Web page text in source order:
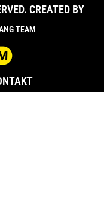
CREATED BY
TEAM